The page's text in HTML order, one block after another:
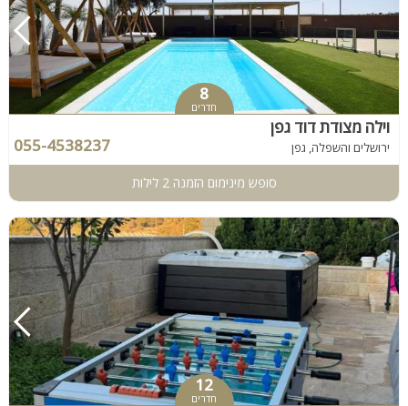
8
חדרים
וילה מצודת דוד גפן
ירושלים והשפלה, גפן 055-4538237
סופש מינימום הזמנה 2 לילות
12
חדרים